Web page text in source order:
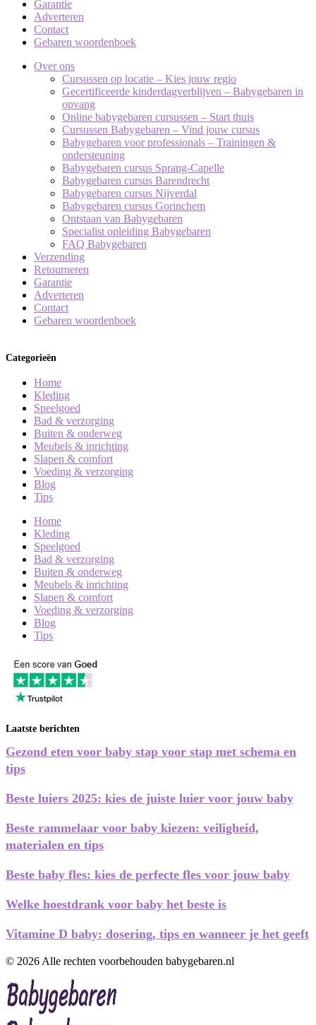
Garantie
Adverteren
Contact
Gebaren woordenboek
Over ons
Cursussen op locatie – Kies jouw regio
Gecertificeerde kinderdagverblijven – Babygebaren in
opvang
Online babygebaren cursussen – Start thuis
Cursussen Babygebaren – Vind jouw cursus
Babygebaren voor professionals – Trainingen &
ondersteuning
Babygebaren cursus Sprang-Capelle
Babygebaren cursus Barendrecht
Babygebaren cursus Nijverdal
Babygebaren cursus Gorinchem
Ontstaan van Babygebaren
Specialist opleiding Babygebaren
FAQ Babygebaren
Verzending
Retourneren
Garantie
Adverteren
Contact
Gebaren woordenboek
Categorieën
Home
Kleding
Speelgoed
Bad & verzorging
Buiten & onderweg
Meubels & inrichting
Slapen & comfort
Voeding & verzorging
Blog
Tips
Home
Kleding
Speelgoed
Bad & verzorging
Buiten & onderweg
Meubels & inrichting
Slapen & comfort
Voeding & verzorging
Blog
Tips
Laatste berichten
Gezond eten voor baby stap voor stap met schema en
tips
Beste luiers 2025: kies de juiste luier voor jouw baby
Beste rammelaar voor baby kiezen: veiligheid,
materialen en tips
Beste baby fles: kies de perfecte fles voor jouw baby
Welke hoestdrank voor baby het beste is
Vitamine D baby: dosering, tips en wanneer je het geeft
© 2026 Alle rechten voorbehouden babygebaren.nl